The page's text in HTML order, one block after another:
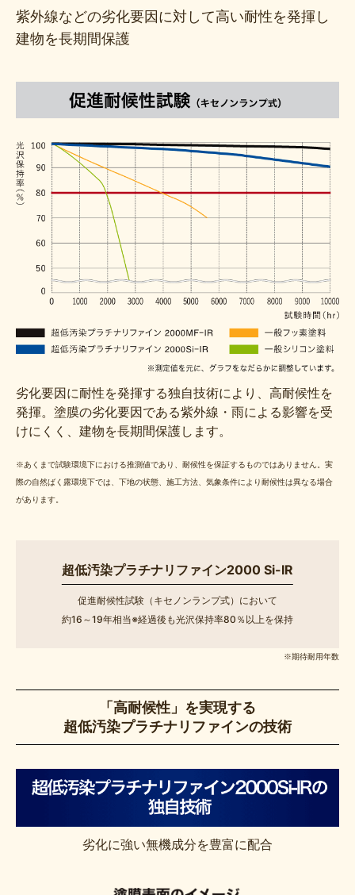
紫外線などの劣化要因に対して高い耐性を発揮し
建物を長期間保護
劣化要因に耐性を発揮する独自技術により、高耐候性を
発揮。塗膜の劣化要因である紫外線・雨による影響を受
けにくく、建物を長期間保護します。
※あくまで試験環境下における推測値であり、耐候性を保証するものではありません。実
際の自然ばく露環境下では、下地の状態、施工方法、気象条件により耐候性は異なる場合
があります。
超低汚染プラチナリファイン2000 Si-IR
促進耐候性試験（キセノンランプ式）において
約16～19年相当※経過後も光沢保持率80％以上を保持
※期待耐用年数
「高耐候性」を実現する
超低汚染プラチナリファインの技術
劣化に強い無機成分を豊富に配合